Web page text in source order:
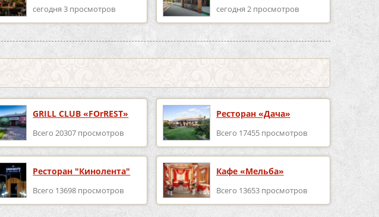
сегодня 3 просмотров сегодня 2 просмотров
GRILL CLUB «FOrREST»
Всего 20307 просмотров
Ресторан «Дача»
Всего 17455 просмотров
Ресторан "Кинолента"
Всего 13698 просмотров
Кафе «Мельба»
Всего 13653 просмотров